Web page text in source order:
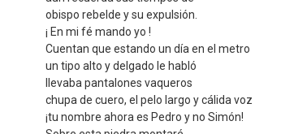
obispo rebelde y su expulsión.
¡ En mi fé mando yo !
Cuentan que estando un día en el metro
un tipo alto y delgado le habló
llevaba pantalones vaqueros
chupa de cuero, el pelo largo y cálida voz
¡tu nombre ahora es Pedro y no Simón!